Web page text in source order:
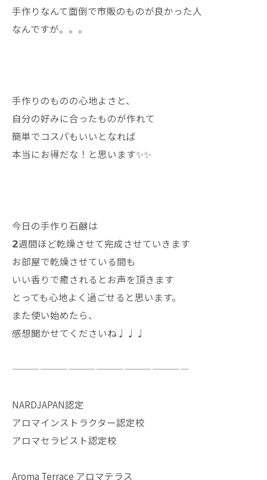
手作りなんて面倒で市販のものが良かった人
なんですが。。。
手作りのものの心地よさと、
自分の好みに合ったものが作れて
簡単でコスパもいいとなれば
本当にお得だな！と思います✨✨
今日の手作り石鹸は
𝟮週間ほど乾燥させて完成させていきます
お部屋で乾燥させている間も
いい香りで癒されるとお声を頂きます
とっても心地よく過ごせると思います。
また使い始めたら、
感想聞かせてくださいね♩♩♩
———————————————————
NARDJAPAN認定
アロマインストラクター認定校
アロマセラピスト認定校
Aroma Terrace アロマテラス